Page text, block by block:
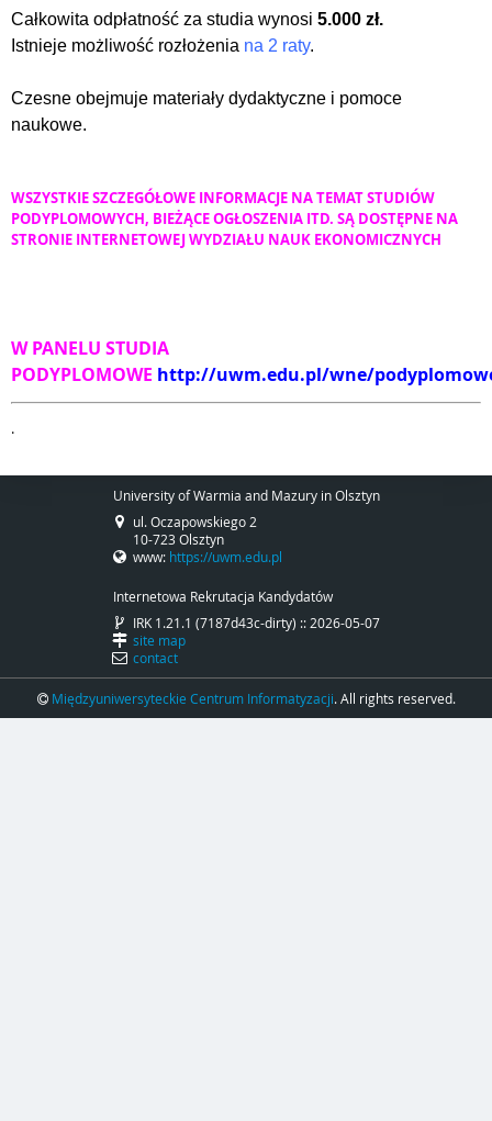
Całkowita odpłatność za studia wynosi 5.000 zł.
Istnieje możliwość rozłożenia na 2 raty.
Czesne obejmuje materiały dydaktyczne i pomoce
naukowe.
WSZYSTKIE SZCZEGÓŁOWE INFORMACJE NA TEMAT STUDIÓW
PODYPLOMOWYCH, BIEŻĄCE OGŁOSZENIA ITD. SĄ DOSTĘPNE NA
STRONIE INTERNETOWEJ WYDZIAŁU NAUK EKONOMICZNYCH
W PANELU STUDIA
PODYPLOMOWE http://uwm.edu.pl/wne/
.
University of Warmia and Mazury in Olsztyn
ul. Oczapowskiego 2
10-723 Olsztyn
www: https://uwm.edu.pl
Internetowa Rekrutacja Kandydatów
IRK 1.21.1 (7187d43c-dirty) :: 2026-05-07
site map
contact
Międzyuniwersyteckie Centrum Informatyzacji. All rights reserved.